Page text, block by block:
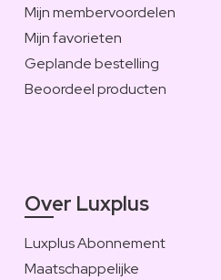
Mijn membervoordelen
Mijn favorieten
Geplande bestelling
Beoordeel producten
Over Luxplus
Luxplus Abonnement
Maatschappelijke